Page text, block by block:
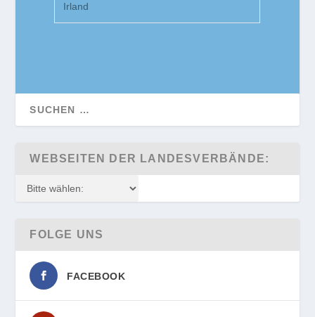
Irland
WEBSEITEN DER LANDESVERBÄNDE:
FOLGE UNS
FACEBOOK